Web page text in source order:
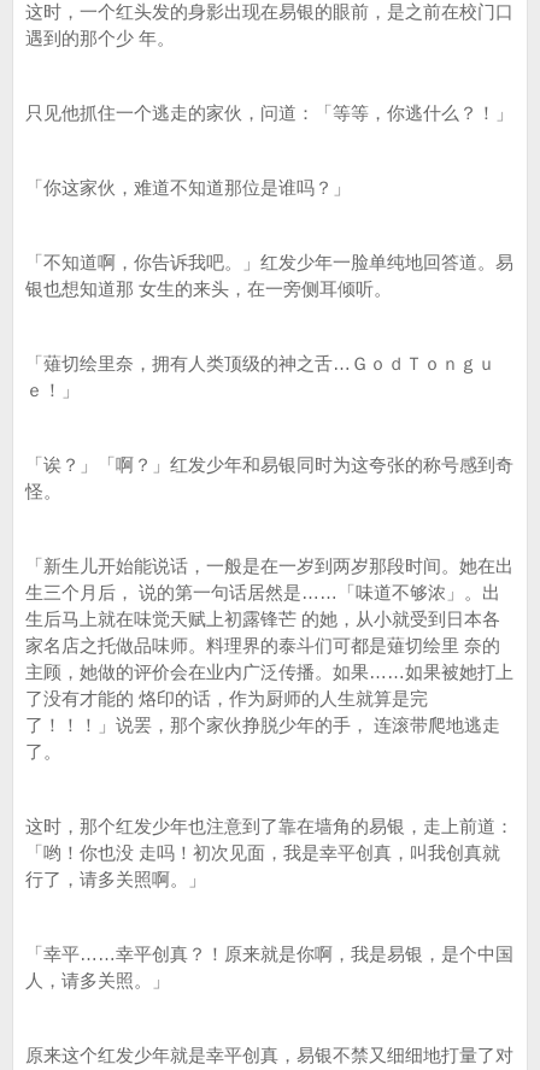
这时，一个红头发的身影出现在易银的眼前，是之前在校门口
遇到的那个少 年。
只见他抓住一个逃走的家伙，问道：「等等，你逃什么？！」
「你这家伙，难道不知道那位是谁吗？」
「不知道啊，你告诉我吧。」红发少年一脸单纯地回答道。易
银也想知道那 女生的来头，在一旁侧耳倾听。
「薙切绘里奈，拥有人类顶级的神之舌…ＧｏｄＴｏｎｇｕ
ｅ！」
「诶？」「啊？」红发少年和易银同时为这夸张的称号感到奇
怪。
「新生儿开始能说话，一般是在一岁到两岁那段时间。她在出
生三个月后， 说的第一句话居然是……「味道不够浓」。出
生后马上就在味觉天赋上初露锋芒 的她，从小就受到日本各
家名店之托做品味师。料理界的泰斗们可都是薙切绘里 奈的
主顾，她做的评价会在业内广泛传播。如果……如果被她打上
了没有才能的 烙印的话，作为厨师的人生就算是完
了！！！」说罢，那个家伙挣脱少年的手， 连滚带爬地逃走
了。
这时，那个红发少年也注意到了靠在墙角的易银，走上前道：
「哟！你也没 走吗！初次见面，我是幸平创真，叫我创真就
行了，请多关照啊。」
「幸平……幸平创真？！原来就是你啊，我是易银，是个中国
人，请多关照。」
原来这个红发少年就是幸平创真，易银不禁又细细地打量了对